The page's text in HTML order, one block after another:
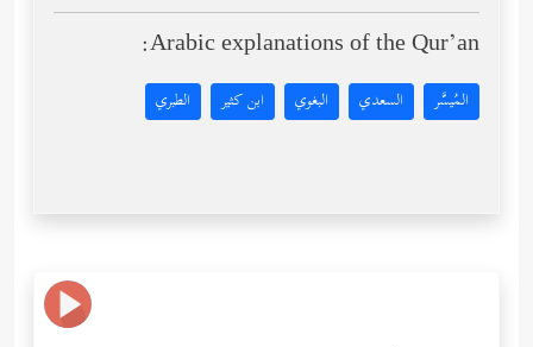
Arabic explanations of the Qur’an:
المُيسَّر السعدي البغوي ابن كثير الطبري